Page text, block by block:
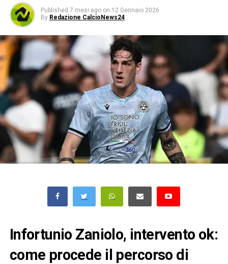
Published 7 mesi ago on 12 Gennaio 2026
By Redazione CalcioNews24
Infortunio Zaniolo, intervento ok:
come procede il percorso di